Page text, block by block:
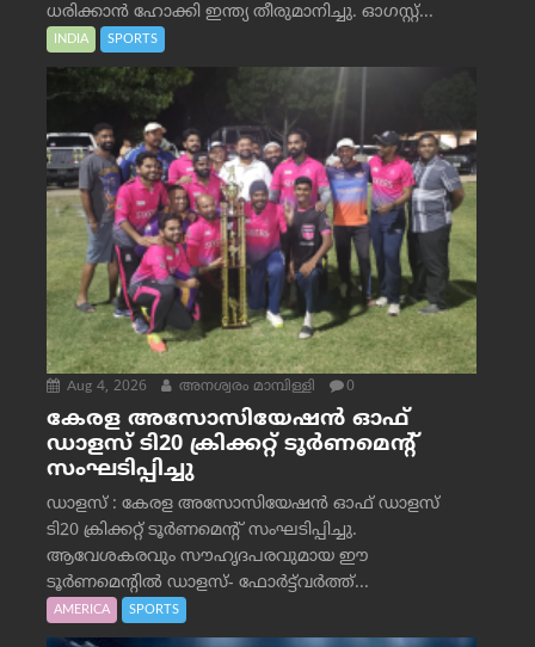
ധരിക്കാൻ ഹോക്കി ഇന്ത്യ തീരുമാനിച്ചു. ഓഗസ്റ്റ്...
INDIA SPORTS
Aug 4, 2026 അനശ്വരം മാമ്പിള്ളി 0
കേരള അസോസിയേഷൻ ഓഫ്
ഡാളസ് ടി20 ക്രിക്കറ്റ് ടൂർണമെന്റ്
സംഘടിപ്പിച്ചു
ഡാളസ് : കേരള അസോസിയേഷൻ ഓഫ് ഡാളസ്
ടി20 ക്രിക്കറ്റ് ടൂർണമെന്റ് സംഘടിപ്പിച്ചു.
ആവേശകരവും സൗഹൃദപരവുമായ ഈ
ടൂർണമെന്റിൽ ഡാളസ്- ഫോർട്ട്‌വര്‍ത്ത്...
AMERICA SPORTS